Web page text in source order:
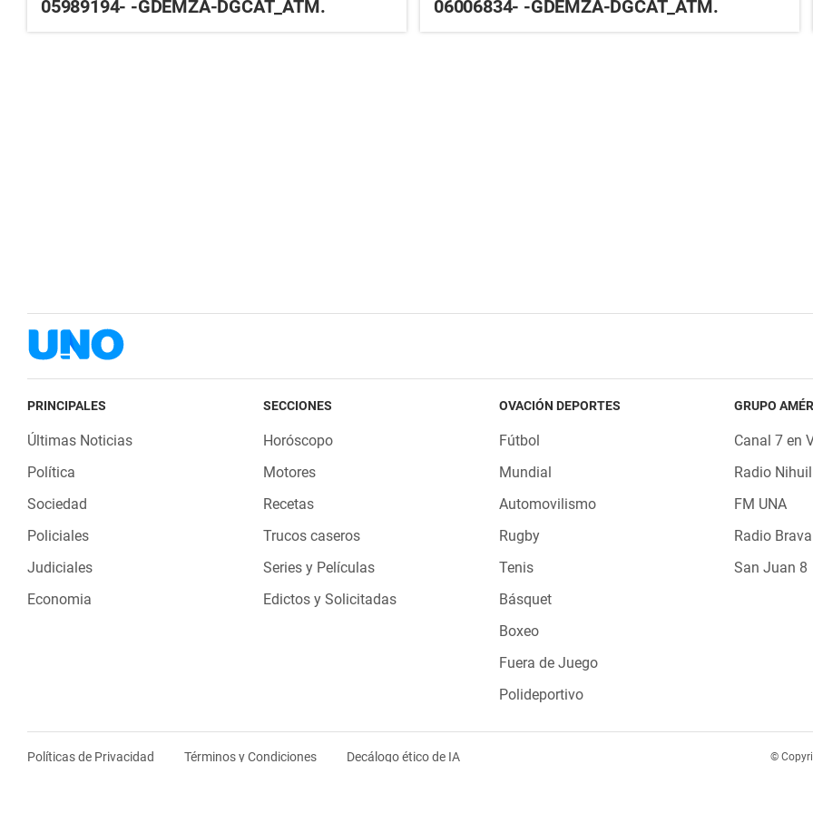
05989194- -GDEMZA-DGCAT_ATM.
06006834- -GDEMZA-DGCAT_ATM.
PRINCIPALES
Últimas Noticias
Política
Sociedad
Policiales
Judiciales
Economia
SECCIONES
Horóscopo
Motores
Recetas
Trucos caseros
Series y Películas
Edictos y Solicitadas
OVACIÓN DEPORTES
Fútbol
Mundial
Automovilismo
Rugby
Tenis
Básquet
Boxeo
Fuera de Juego
Polideportivo
GRUPO
Canal 7 en
Radio Nihuil
FM UNA
Radio Brava
San Juan 8
Políticas de Privacidad Términos y Condiciones Decálogo ético de IA ©